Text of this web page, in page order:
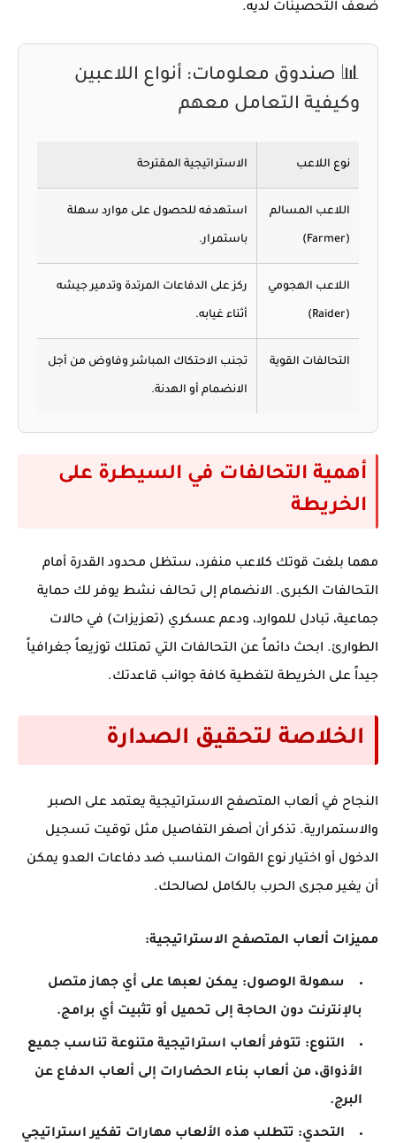
ضعف التحصينات لديه.
📊 صندوق معلومات: أنواع اللاعبين
وكيفية التعامل معهم
نوع اللاعب الاستراتيجية المقترحة
اللاعب المسالم
(Farmer)
استهدفه للحصول على موارد سهلة
باستمرار.
اللاعب الهجومي
(Raider)
ركز على الدفاعات المرتدة وتدمير جيشه
أثناء غيابه.
التحالفات القوية تجنب الاحتكاك المباشر وفاوض من أجل
الانضمام أو الهدنة.
أهمية التحالفات في السيطرة على
الخريطة
مهما بلغت قوتك كلاعب منفرد، ستظل محدود القدرة أمام
التحالفات الكبرى. الانضمام إلى تحالف نشط يوفر لك حماية
جماعية، تبادل للموارد، ودعم عسكري (تعزيزات) في حالات
الطوارئ. ابحث دائماً عن التحالفات التي تمتلك توزيعاً جغرافياً
جيداً على الخريطة لتغطية كافة جوانب قاعدتك.
الخلاصة لتحقيق الصدارة
النجاح في ألعاب المتصفح الاستراتيجية يعتمد على الصبر
والاستمرارية. تذكر أن أصغر التفاصيل مثل توقيت تسجيل
الدخول أو اختيار نوع القوات المناسب ضد دفاعات العدو يمكن
أن يغير مجرى الحرب بالكامل لصالحك.
مميزات ألعاب المتصفح الاستراتيجية:
سهولة الوصول: يمكن لعبها على أي جهاز متصل
بالإنترنت دون الحاجة إلى تحميل أو تثبيت أي برامج.
التنوع: تتوفر ألعاب استراتيجية متنوعة تناسب جميع
الأذواق، من ألعاب بناء الحضارات إلى ألعاب الدفاع عن
البرج.
التحدي: تتطلب هذه الألعاب مهارات تفكير استراتيجي